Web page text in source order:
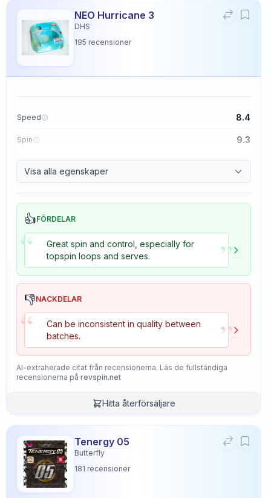
NEO Hurricane 3
DHS
195 recensioner
Speed 8.4
Spin 9.3
Control 8.7
Tackiness 8.2
Visa alla egenskaper
👍FÖRDELAR
“
Great spin and control, especially for
topspin loops and serves.
”
👎NACKDELAR
“
Can be inconsistent in quality between
batches.
”
AI-extraherade citat från recensionerna. Läs de fullständiga
recensionerna på revspin.net
Hitta återförsäljare
Tenergy 05
Butterfly
181 recensioner